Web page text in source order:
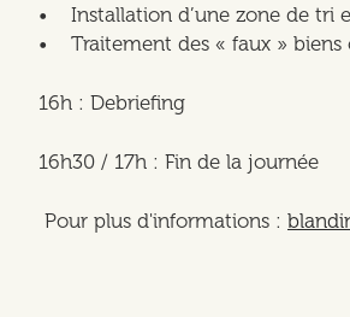
• Installation d’une zone de tri
• Traitement des « faux » biens
16h : Debriefing
16h30 / 17h : Fin de la journée
Pour plus d'informations :